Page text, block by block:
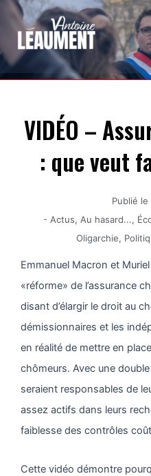
VIDÉO –
: que veut
Publié le
- Actus, Au hasard...,
Oligarchie,
Emmanuel Macron et
«réforme» de l’assurance
disant d’élargir le droit au
démissionnaires et les
en réalité de mettre en
chômeurs. Avec une
seraient responsables de
assez actifs dans leurs
faiblesse des contrôles
Cette vidéo démontre